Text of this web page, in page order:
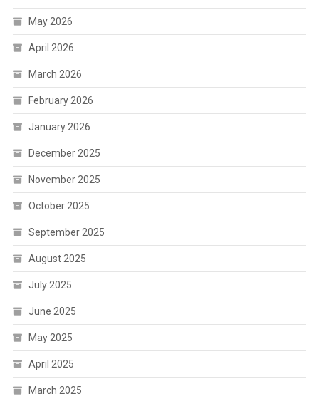
May 2026
April 2026
March 2026
February 2026
January 2026
December 2025
November 2025
October 2025
September 2025
August 2025
July 2025
June 2025
May 2025
April 2025
March 2025